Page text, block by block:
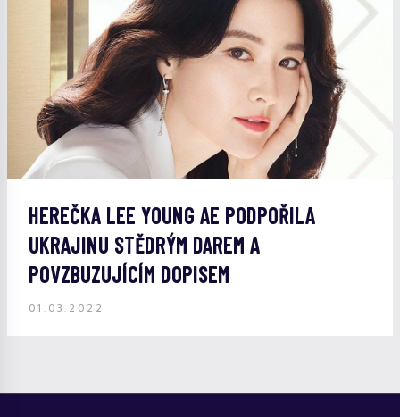
HEREČKA LEE YOUNG AE PODPOŘILA
UKRAJINU STĚDRÝM DAREM A
POVZBUZUJÍCÍM DOPISEM
01.03.2022